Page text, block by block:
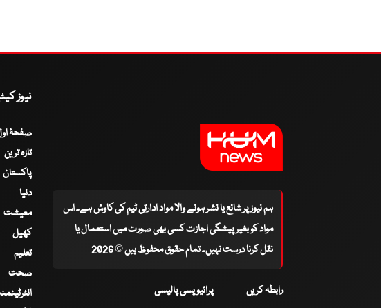
ہم نیوز پر شائع یا نشر ہونے والا مواد ادارتی ٹیم کی کاوش ہے۔ اس
مواد کو بغیر پیشگی اجازت کسی بھی صورت میں استعمال یا
نقل کرنا درست نہیں۔ تمام حقوق محفوظ ہیں © 2026
رابطہ کریں پرائیویسی پالیسی
نیوز
صفحۂ
تازہ ترین
پاکستان
دنیا
معیشت
کھیل
تعلیم
صحت